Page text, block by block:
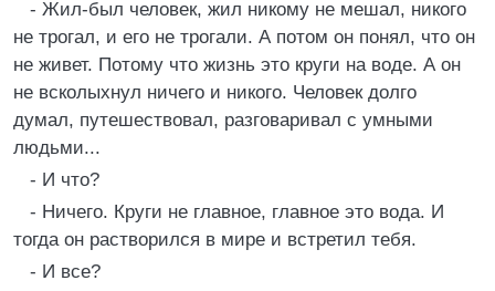
- Жил-был человек, жил никому не мешал, никого
не трогал, и его не трогали. А потом он понял, что он
не живет. Потому что жизнь это круги на воде. А он
не всколыхнул ничего и никого. Человек долго
думал, путешествовал, разговаривал с умными
людьми...
- И что?
- Hичего. Круги не главное, главное это вода. И
тогда он растворился в мире и встретил тебя.
- И все?